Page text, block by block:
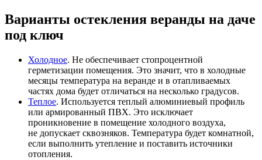
Варианты остекления веранды на даче
под ключ
Холодное. Не обеспечивает стопроцентной
герметизации помещения. Это значит, что в холодные
месяцы температура на веранде и в отапливаемых
частях дома будет отличаться на несколько градусов.
Теплое. Используется теплый алюминиевый профиль
или армированный ПВХ. Это исключает
проникновение в помещение холодного воздуха,
не допускает сквозняков. Температура будет комнатной,
если выполнить утепление и поставить источники
отопления.